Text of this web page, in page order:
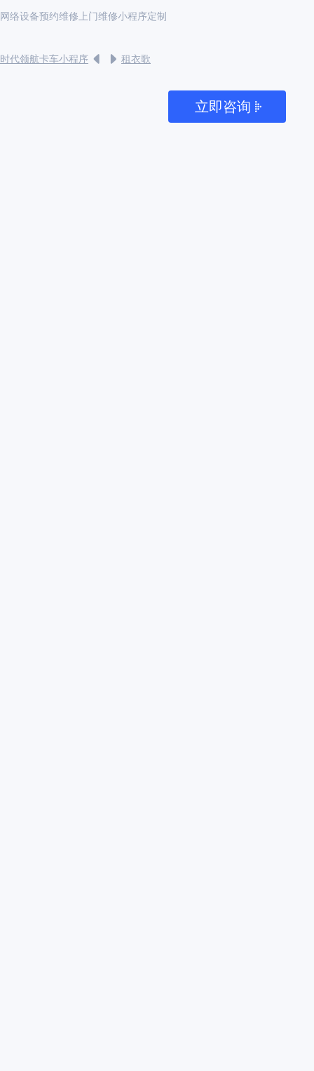
网络设备预约维修上门维修小程序定制
时代领航卡车小程序 租衣歌
立即咨询